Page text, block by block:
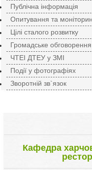
Публічна інформація
Опитування та
Цілі сталого розвитку
Громадське обговорення
ЧТЕІ ДТЕУ у ЗМІ
Події у фотографіях
Зворотній зв`язок
Кафедра